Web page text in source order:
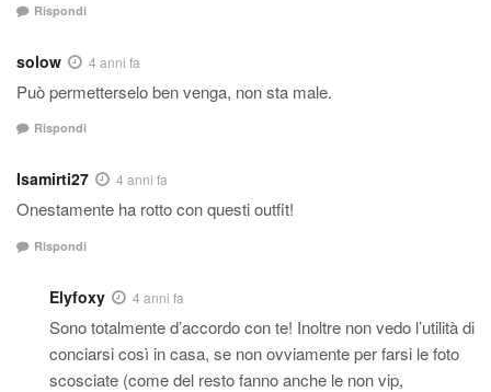
Rispondi
solow 4 anni fa
Può permetterselo ben venga, non sta male.
Rispondi
Isamirti27 4 anni fa
Onestamente ha rotto con questi outfit!
Rispondi
Elyfoxy 4 anni fa
Sono totalmente d’accordo con te! Inoltre non vedo l’utilità di
conciarsi così in casa, se non ovviamente per farsi le foto
scosciate (come del resto fanno anche le non vip,